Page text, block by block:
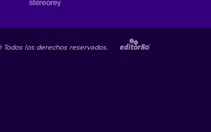
Todos los derechos reservados.